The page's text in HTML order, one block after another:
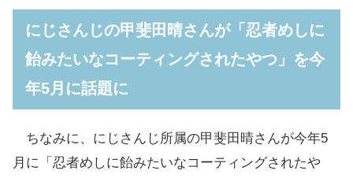
にじさんじの甲斐田晴さんが「忍者めしに
飴みたいなコーティングされたやつ」を今
年5月に話題に
ちなみに、にじさんじ所属の甲斐田晴さんが今年5
月に「忍者めしに飴みたいなコーティングされたや